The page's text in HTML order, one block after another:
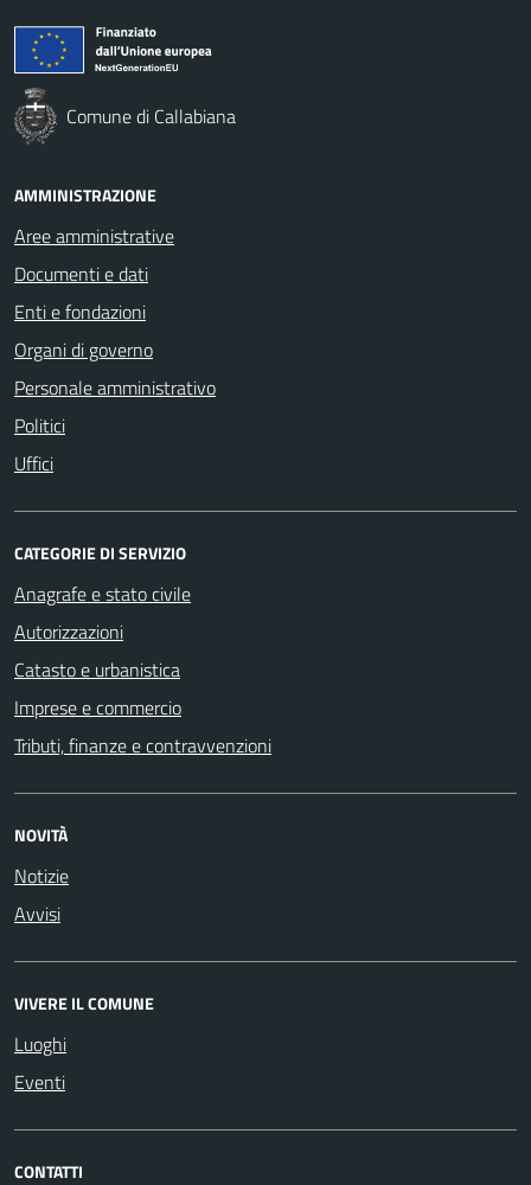
Comune di Callabiana
AMMINISTRAZIONE
Aree amministrative
Documenti e dati
Enti e fondazioni
Organi di governo
Personale amministrativo
Politici
Uffici
CATEGORIE DI SERVIZIO
Anagrafe e stato civile
Autorizzazioni
Catasto e urbanistica
Imprese e commercio
Tributi, finanze e contravvenzioni
NOVITÀ
Notizie
Avvisi
VIVERE IL COMUNE
Luoghi
Eventi
CONTATTI